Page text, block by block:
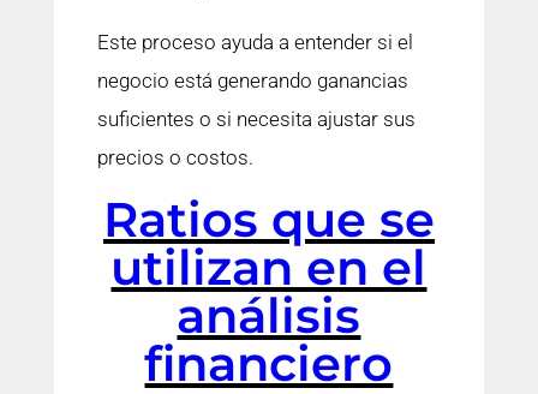
Este proceso ayuda a entender si el
negocio está generando ganancias
suficientes o si necesita ajustar sus
precios o costos.
Ratios que se
utilizan en el
análisis
financiero